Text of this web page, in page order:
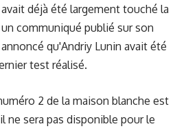
déjà été largement touché la
communiqué publié sur son
qu'Andriy Lunin avait été
test réalisé.
2 de la maison blanche est
ne sera pas disponible pour le